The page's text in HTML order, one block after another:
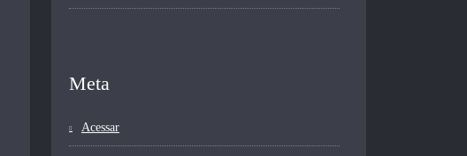
Meta
Acessar